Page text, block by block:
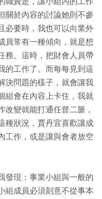
關於內容的討論她則不參
必要時，我也可以向業外
員常有一種傾向，就是想
務。這時，把財會人員帶
的工作了。而每每見到這
決問題的樣子，就會讓我
組會在內容上卡住，我就
變就能打通任督二脈，
種狀況，賈丹宜喜歡讓成
工作，或是讓與會者放空
發現：事業小組與一般的
組成員必須刻意不從事本